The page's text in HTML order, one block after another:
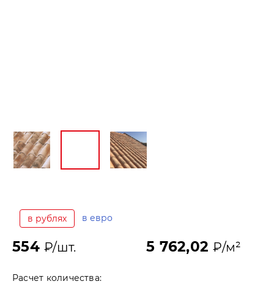
в рублях в евро
554₽/шт. 5 762,02₽/м²
Расчет количества: